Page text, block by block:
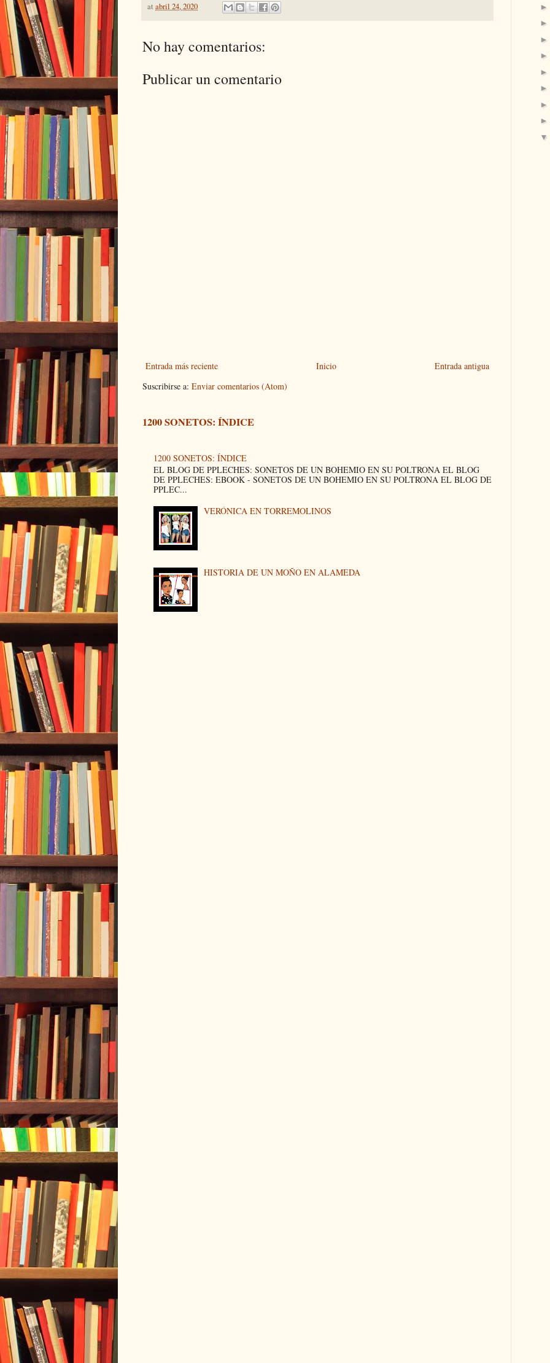
at abril 24, 2020
No hay comentarios:
Publicar un comentario
Entrada más reciente Entrada antigua
Inicio
Suscribirse a: Enviar comentarios (Atom)
1200 SONETOS: ÍNDICE
1200 SONETOS: ÍNDICE
EL BLOG DE PPLECHES: SONETOS DE UN BOHEMIO EN SU POLTRONA EL BLOG
DE PPLECHES: EBOOK - SONETOS DE UN BOHEMIO EN SU POLTRONA EL BLOG DE
PPLEC...
VERÓNICA EN TORREMOLINOS
HISTORIA DE UN MOÑO EN ALAMEDA